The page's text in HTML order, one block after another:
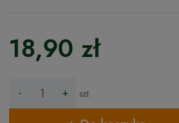
18,90 zł
- + szt.